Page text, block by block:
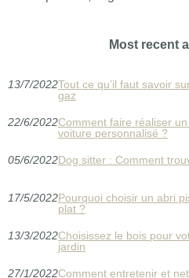
Most recent
13/7/2022Tout ce qu’il faut savoir
gaz
22/6/2022Comment faire réaliser
voiture personnalisé ?
05/6/2022Dog sitter : Comment
17/5/2022Pourquoi choisir un abri
plat ?
13/3/2022Choisissez le bois pour
jardin
27/1/2022Comment entretenir et